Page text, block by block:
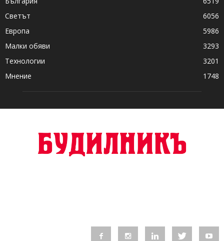
Светът
6056
Европа
5986
Малки обяви
3293
Технологии
3201
Мнение
1748